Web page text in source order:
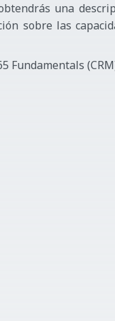
una
sobre las
Fundamentals